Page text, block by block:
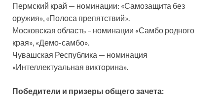
Пермский край — номинации: «Самозащита без
оружия», «Полоса препятствий».
Московская область – номинации «Самбо родного
края», «Демо-самбо».
Чувашская Республика — номинация
«Интеллектуальная викторина».
Победители и призеры общего зачета: